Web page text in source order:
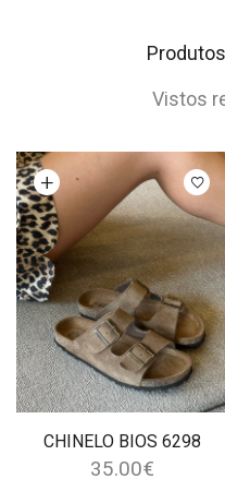
Vistos
CHINELO BIOS 6298
opções
35.00€